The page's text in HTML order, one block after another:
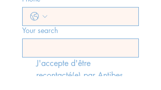
Your search
J'accepte d'être
recontacté(e) par Antibes